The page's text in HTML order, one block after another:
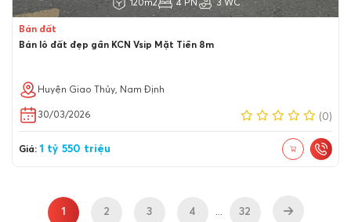
120m2 4 PN 3 WC
Bán đất
Bán lô đất đẹp gần KCN Vsip Mặt Tiền 8m
Huyện Giao Thủy, Nam Định
30/03/2026 (0)
Giá: 1 tỷ 550 triệu
1 2 3 4 ... 32